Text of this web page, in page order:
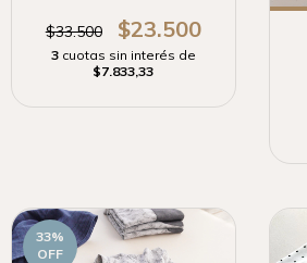
$33.500 $23.500
3 cuotas sin interés de
$7.833,33
33%
OFF